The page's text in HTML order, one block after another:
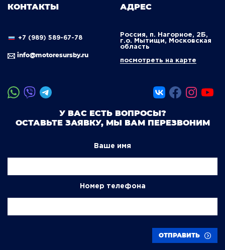
КОНТАКТЫ
+7 (989) 589-67-78
info@motoresursby.ru
АДРЕС
Россия, п. Нагорное, 2Б,
г.о. Мытищи, Московская
область
посмотреть на карте
У ВАС ЕСТЬ ВОПРОСЫ?
ОСТАВЬТЕ ЗАЯВКУ, МЫ ВАМ ПЕРЕЗВОНИМ
Ваше имя
Номер телефона
ОТПРАВИТЬ